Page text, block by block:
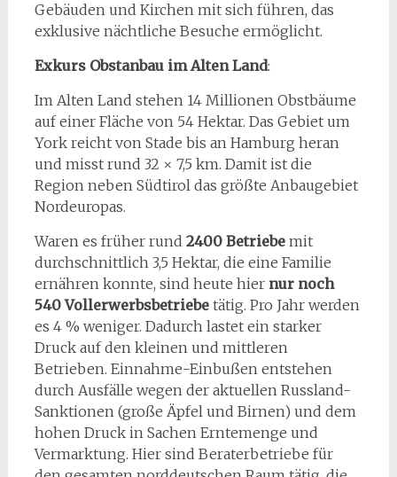
Gebäuden und Kirchen mit sich führen, das
exklusive nächtliche Besuche ermöglicht.
Exkurs Obstanbau im Alten Land:
Im Alten Land stehen 14 Millionen Obstbäume
auf einer Fläche von 54 Hektar. Das Gebiet um
York reicht von Stade bis an Hamburg heran
und misst rund 32 × 7,5 km. Damit ist die
Region neben Südtirol das größte Anbaugebiet
Nordeuropas.
Waren es früher rund 2400 Betriebemit
durchschnittlich 3,5 Hektar, die eine Familie
ernähren konnte, sind heute hier nur noch
540 Vollerwerbsbetriebetätig. Pro Jahr werden
es 4 % weniger. Dadurch lastet ein starker
Druck auf den kleinen und mittleren
Betrieben. Einnahme-Einbußen entstehen
durch Ausfälle wegen der aktuellen Russland-
Sanktionen (große Äpfel und Birnen) und dem
hohen Druck in Sachen Erntemenge und
Vermarktung. Hier sind Beraterbetriebe für